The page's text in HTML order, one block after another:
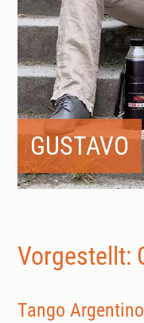
GUSTAVO
Vorgestellt:
Tango